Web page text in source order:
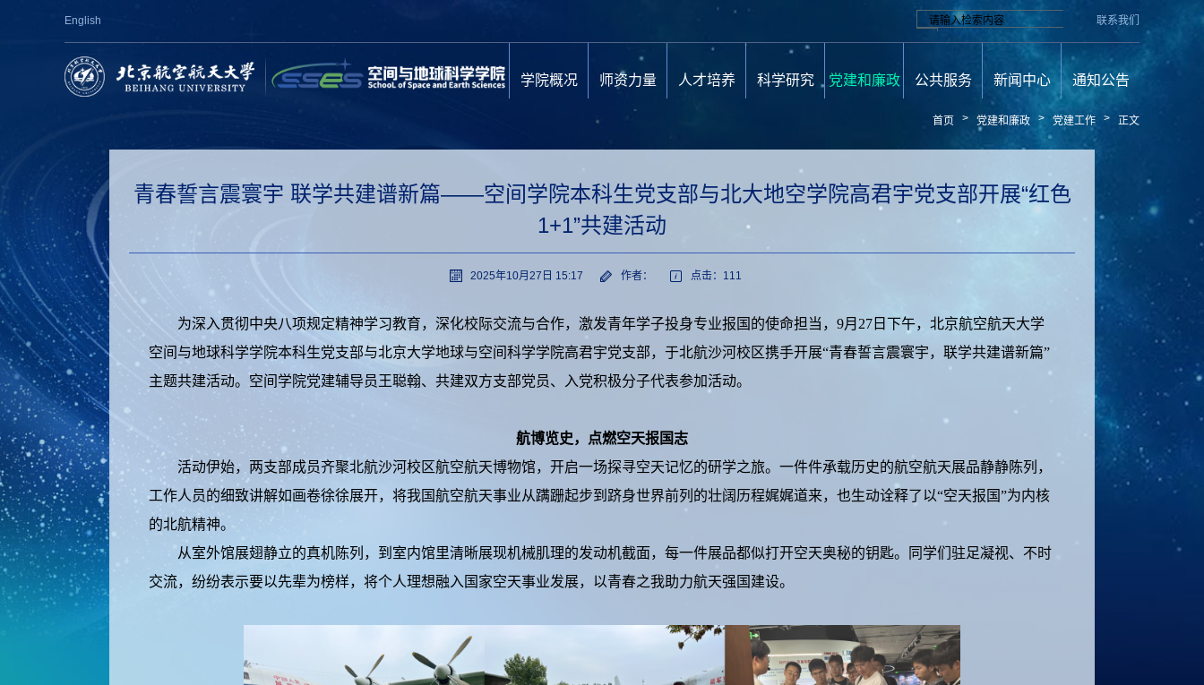
English 联系我们
学院概况 师资力量 人才培养 科学研究 党建和廉政 公共服务 新闻中心 通知公告
首页 > 党建和廉政 > 党建工作 > 正文
青春誓言震寰宇 联学共建谱新篇——空间学院本科生党支部与北大地空学院高君宇党支部开展“红色
1+1”共建活动
2025年10月27日 15:17 作者： 点击： 111
为深入贯彻中央八项规定精神学习教育，深化校际交流与合作，激发青年学子投身专业报国的使命担当，9月27日下午，北京航空航天大学
空间与地球科学学院本科生党支部与北京大学地球与空间科学学院高君宇党支部，于北航沙河校区携手开展“青春誓言震寰宇，联学共建谱新篇”
主题共建活动。空间学院党建辅导员王聪翰、共建双方支部党员、入党积极分子代表参加活动。
航博览史，点燃空天报国志
活动伊始，两支部成员齐聚北航沙河校区航空航天博物馆，开启一场探寻空天记忆的研学之旅。一件件承载历史的航空航天展品静静陈列，
工作人员的细致讲解如画卷徐徐展开，将我国航空航天事业从蹒跚起步到跻身世界前列的壮阔历程娓娓道来，也生动诠释了以“空天报国”为内核
的北航精神。
从室外馆展翅静立的真机陈列，到室内馆里清晰展现机械肌理的发动机截面，每一件展品都似打开空天奥秘的钥匙。同学们驻足凝视、不时
交流，纷纷表示要以先辈为榜样，将个人理想融入国家空天事业发展，以青春之我助力航天强国建设。